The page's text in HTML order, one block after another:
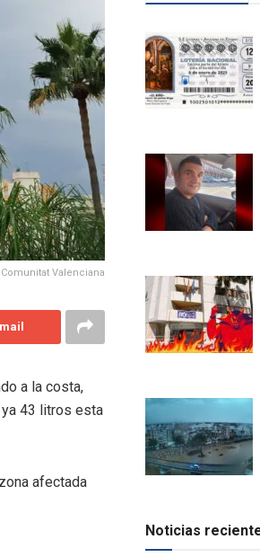
Valenciana
a la costa,
43 litros esta
afectada
Noticias